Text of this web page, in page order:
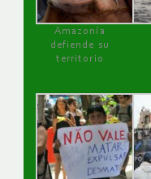
Amazonía
defiende su
territorio